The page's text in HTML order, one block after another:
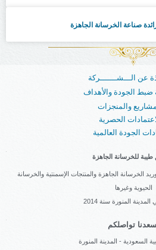
صناعة الخرسانة الجاهزة
للخرسانة الجاهزة
الجاهزة والمنتجات الإسمنتية والخرسانة
الحيوية وغيرها
المنورة سنة 2014
تواصلكم
السعودية - المدينة المنورة